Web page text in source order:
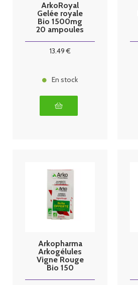
ArkoRoyal
Gelée royale
Bio 1500mg
20 ampoules
13.49€
En stock
Arkopharma
Arkogélules
Vigne Rouge
Bio 150